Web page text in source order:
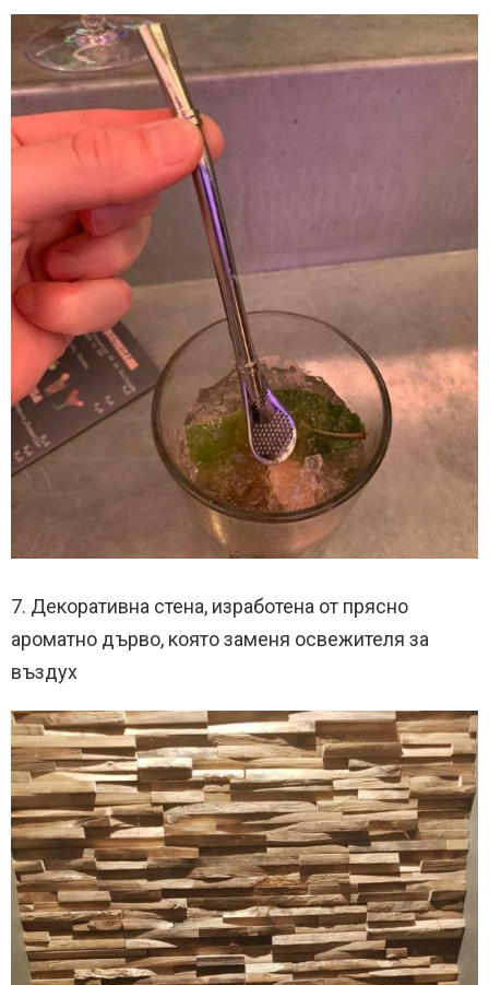
7. Декоративна стена, изработена от прясно
ароматно дърво, която заменя освежителя за
въздух